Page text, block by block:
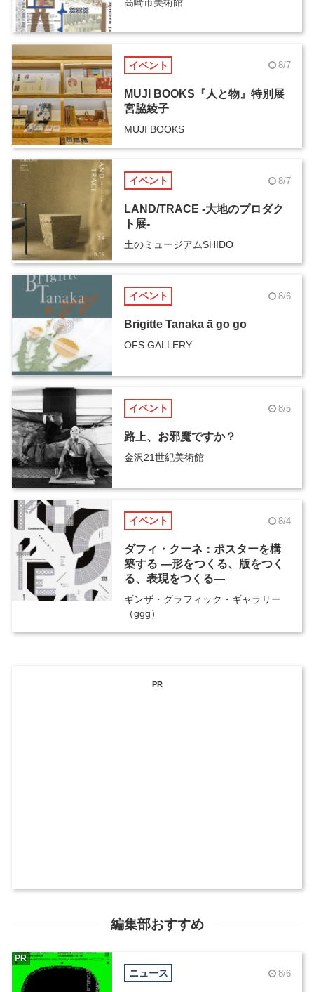
イベント 8/7
MUJI BOOKS『人と物』特別展
宮脇綾子
MUJI BOOKS
イベント 8/7
LAND/TRACE -大地のプロダク
ト展-
土のミュージアムSHIDO
イベント 8/6
Brigitte Tanaka ā go go
OFS GALLERY
イベント 8/5
路上、お邪魔ですか？
金沢21世紀美術館
イベント 8/4
ダフィ・クーネ：ポスターを構
築する ―形をつくる、版をつく
る、表現をつくる―
ギンザ・グラフィック・ギャラリー
（ggg）
PR
編集部おすすめ
ニュース 8/6
PR